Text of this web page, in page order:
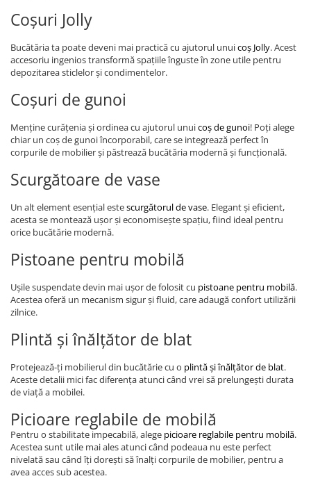
Coșuri Jolly
Bucătăria ta poate deveni mai practică cu ajutorul unuicoș Jolly. Acest
accesoriu ingenios transformă spațiile înguste în zone utile pentru
depozitarea sticlelor și condimentelor.
Coșuri de gunoi
Menține curățenia și ordinea cu ajutorul unuicoș de gunoi! Poți alege
chiar un coș de gunoi încorporabil, care se integrează perfect în
corpurile de mobilier și păstrează bucătăria modernă și funcțională.
Scurgătoare de vase
Un alt element esențial estescurgătorul de vase. Elegant și eficient,
acesta se montează ușor și economisește spațiu, fiind ideal pentru
orice bucătărie modernă.
Pistoane pentru mobilă
Ușile suspendate devin mai ușor de folosit cu pistoane pentru mobilă.
Acestea oferă un mecanism sigur și fluid, care adaugă confort utilizării
zilnice.
Plintă și înălțător de blat
Protejează-ți mobilierul din bucătărie cu o plintă și înălțător de blat.
Aceste detalii mici fac diferența atunci când vrei să prelungești durata
de viață a mobilei.
Picioare reglabile de mobilă
Pentru o stabilitate impecabilă, alege picioare reglabile pentru mobilă.
Acestea sunt utile mai ales atunci când podeaua nu este perfect
nivelată sau când îți dorești să înalți corpurile de mobilier, pentru a
avea acces sub acestea.